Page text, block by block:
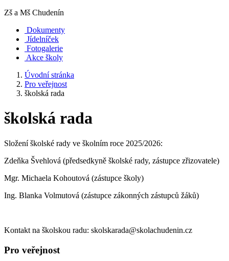
Zš a Mš Chudenín
Dokumenty
Jídelníček
Fotogalerie
Akce školy
Úvodní stránka
Pro veřejnost
školská rada
školská rada
Složení školské rady ve školním roce 2025/2026:
Zdeňka Švehlová (předsedkyně školské rady, zástupce zřizovatele)
Mgr. Michaela Kohoutová (zástupce školy)
Ing. Blanka Volmutová (zástupce zákonných zástupců žáků)
Kontakt na školskou radu: skolskarada@skolachudenin.cz
Pro veřejnost